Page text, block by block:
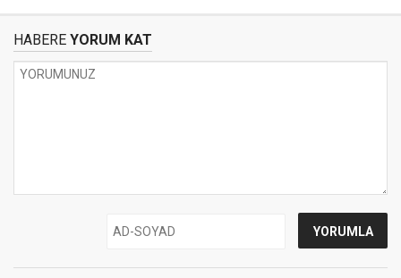
HABERE YORUM KAT